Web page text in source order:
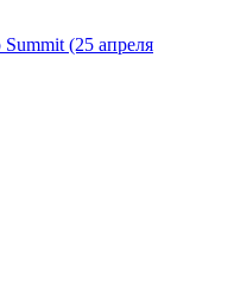
(25 апреля